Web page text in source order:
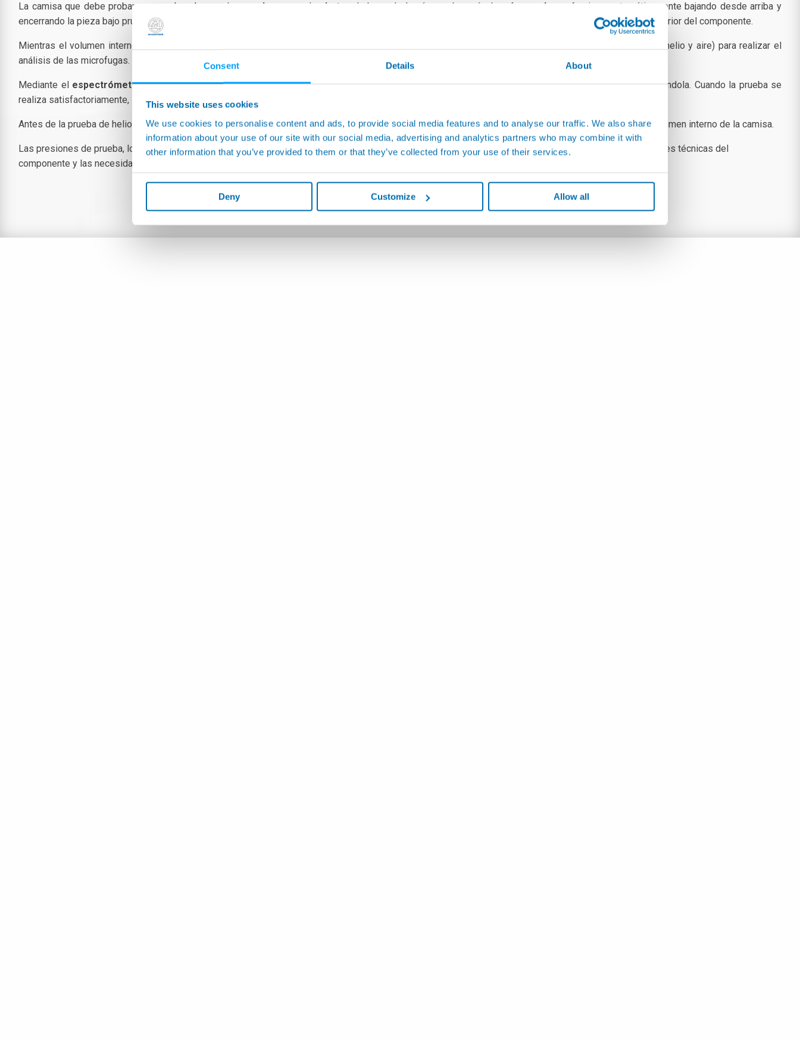
Consent Details About
This website uses cookies
We use cookies to personalise content and ads, to provide social media features and to analyse our traffic. We also share
information about your use of our site with our social media, advertising and analytics partners who may combine it with
other information that you’ve provided to them or that they’ve collected from your use of their services.
Deny Customize Allow all
La camisa que debe probarse es colocada por el operador o por el robot en la base de la cámara de vacío. La cámara de vacío
cierra automáticamente bajando desde arriba y
encerrando la pieza bajo prueba dentro. Las juntas integradas en la cámara de vacío sellan la base de la camisa y separan
circuito de aguadel volumen interior del componente.
Mientras el volumen interno se pone al vacío, el circuito de agua también se evacúa y posteriormente presurizan con el gas trazados (mezcla de 10% helio y aire) para realizar el
análisis de las microfugas.
Mediante el espectrómetro de masasconectado dentro de la camisa, el sistema es capaz de detectar lafugadelcomponente bajo análisis, midiéndola. Cuando la prueba se
realiza satisfactoriamente, se descarga el gas trazador de ambos circuitos.
Antes de la prueba de helio, se realiza una búsqueda de fugas importantes midiendo la caída de presión en el circuito de agua durante la evacuación del volumen interno de la camisa.
Las presiones de prueba, los umbrales de rechazo y la productividad que pueden alcanzar todas nuestras máquinas podrían variar según las especificaciones técnicas del
componente y las necesidades de producción del usuario.